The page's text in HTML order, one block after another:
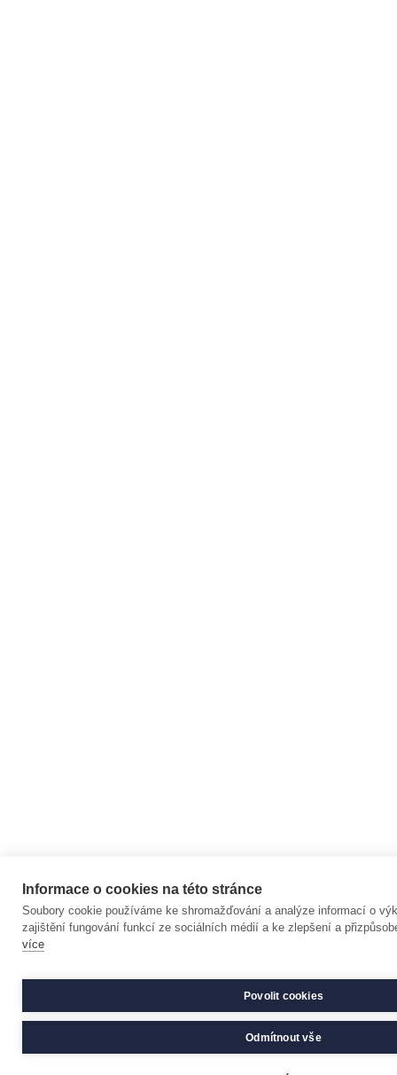
Informace o cookies na této stránce
Soubory cookie používáme ke shromažďování a analýze informací o
zajištění fungování funkcí ze sociálních médií a ke zlepšení a
více
Povolit cookies
Odmítnout vše